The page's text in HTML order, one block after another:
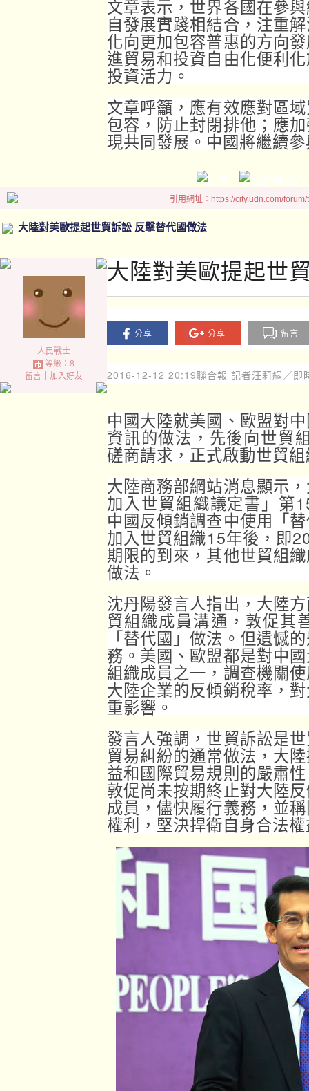
文章表示，世界各國在參
自發展實踐相結合，注重
化向更加包容普惠的方向
進貿易和投資自由化便利
投資活力。
文章呼籲，應有效應對區
包容，防止封閉排他；應
現共同發展。中國將繼續
引用網址：https://city.udn.com/
大陸對美歐提起世貿訴訟 反擊替代國做法
人民戰士
等級：8
留言｜ 加入好友
大陸對美歐提起世
分享 分享 留言
2016-12-12 20:19聯合報 記者汪莉絹╱即
中國大陸就美國、歐盟對
資訊的做法，先後向世貿
磋商請求，正式啟動世貿
大陸商務部網站消息顯示
加入世貿組織議定書」第
中國反傾銷調查中使用「
加入世貿組織15年後，即
期限的到來，其他世貿組
做法。
沈丹陽發言人指出，大陸
貿組織成員溝通，敦促其
「替代國」做法。但遺憾
務。美國、歐盟都是對中
組織成員之一，調查機關
大陸企業的反傾銷稅率，
重影響。
發言人強調，世貿訴訟是
貿易糾紛的通常做法，大
益和國際貿易規則的嚴肅
敦促尚未按期終止對大陸
成員，儘快履行義務，並
權利，堅決捍衛自身合法